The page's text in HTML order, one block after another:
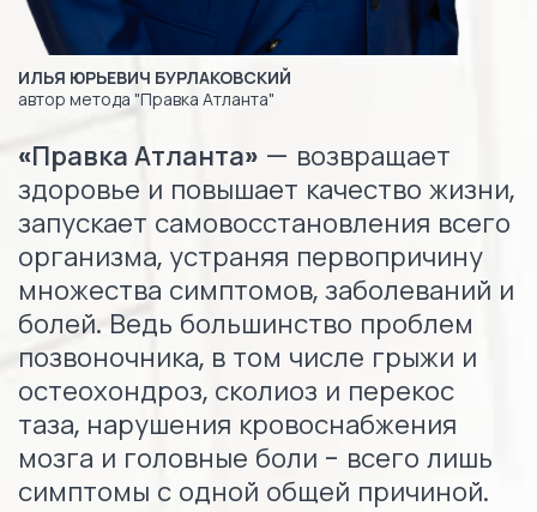
ИЛЬЯ ЮРЬЕВИЧ БУРЛАКОВСКИЙ
автор метода "Правка Атланта"
«Правка Атланта» — возвращает
здоровье и повышает качество жизни,
запускает самовосстановления всего
организма, устраняя первопричину
множества симптомов, заболеваний и
болей. Ведь большинство проблем
позвоночника, в том числе грыжи и
остеохондроз, сколиоз и перекос
таза, нарушения кровоснабжения
мозга и головные боли - всего лишь
симптомы с одной общей причиной.